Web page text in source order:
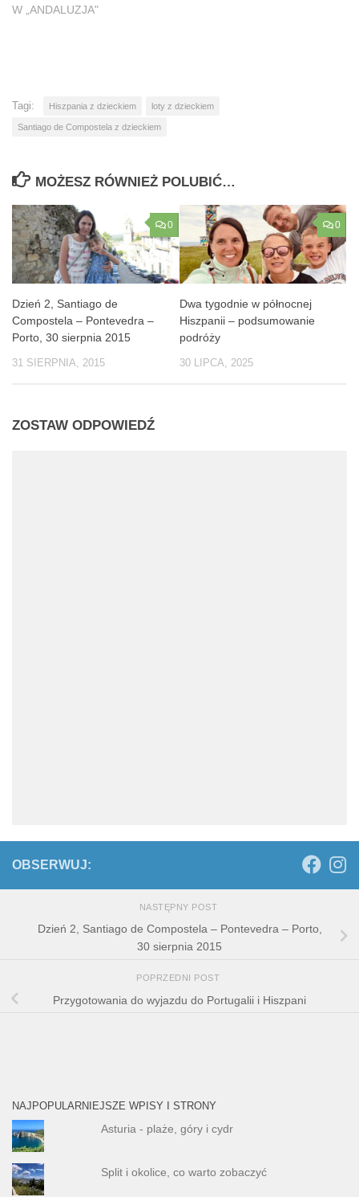
W „ANDALUZJA"
Tagi: Hiszpania z dzieckiem loty z dzieckiem
Santiago de Compostela z dzieckiem
MOŻESZ RÓWNIEŻ POLUBIĆ…
0
Dzień 2, Santiago de
Compostela – Pontevedra –
Porto, 30 sierpnia 2015
31 SIERPNIA, 2015
0
Dwa tygodnie w północnej
Hiszpanii – podsumowanie
podróży
30 LIPCA, 2025
ZOSTAW ODPOWIEDŹ
OBSERWUJ:
NASTĘPNY POST
Dzień 2, Santiago de Compostela – Pontevedra – Porto,
30 sierpnia 2015
POPRZEDNI POST
Przygotowania do wyjazdu do Portugalii i Hiszpani
NAJPOPULARNIEJSZE WPISY I STRONY
Asturia - plaże, góry i cydr
Split i okolice, co warto zobaczyć